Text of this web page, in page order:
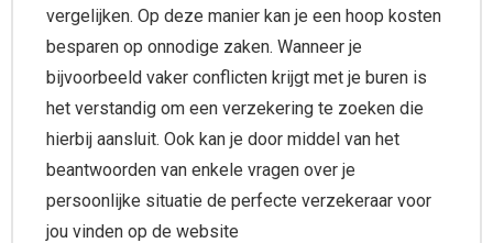
vergelijken. Op deze manier kan je een hoop kosten
besparen op onnodige zaken. Wanneer je
bijvoorbeeld vaker conflicten krijgt met je buren is
het verstandig om een verzekering te zoeken die
hierbij aansluit. Ook kan je door middel van het
beantwoorden van enkele vragen over je
persoonlijke situatie de perfecte verzekeraar voor
jou vinden op de website